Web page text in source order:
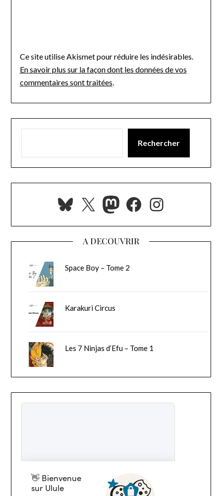
Ce site utilise Akismet pour réduire les indésirables.
En savoir plus sur la façon dont les données de vos
commentaires sont traitées.
Rechercher
Bluesky
X Mastodon
Facebook
A DECOUVRIR
Space Boy – Tome 2
Karakuri Circus
Les 7 Ninjas d’Efu – Tome 1